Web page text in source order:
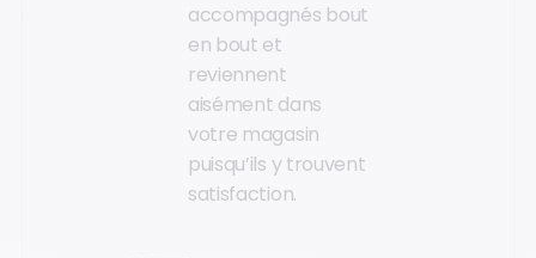
accompagnés bout
en bout et
reviennent
aisément dans
votre magasin
puisqu’ils y trouvent
satisfaction.